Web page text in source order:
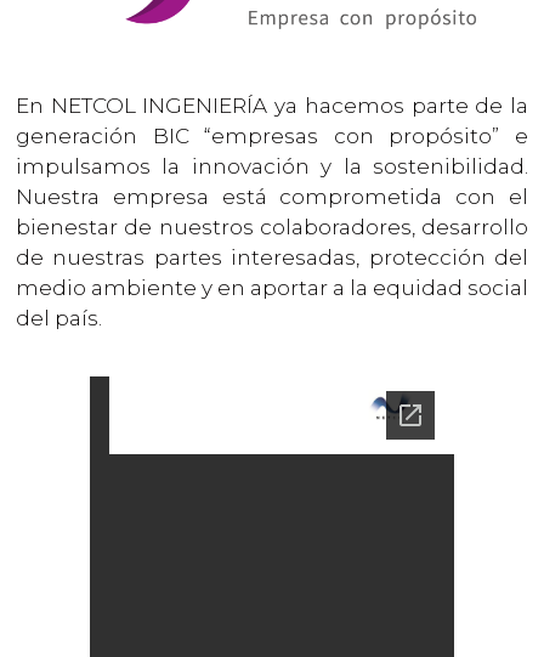
En NETCOL INGENIERÍA ya hacemos parte de la
generación BIC “empresas con propósito” e
impulsamos la innovación y la sostenibilidad.
Nuestra empresa está comprometida con el
bienestar de nuestros colaboradores, desarrollo
de nuestras partes interesadas, protección del
medio ambiente y en aportar a la equidad social
del país.